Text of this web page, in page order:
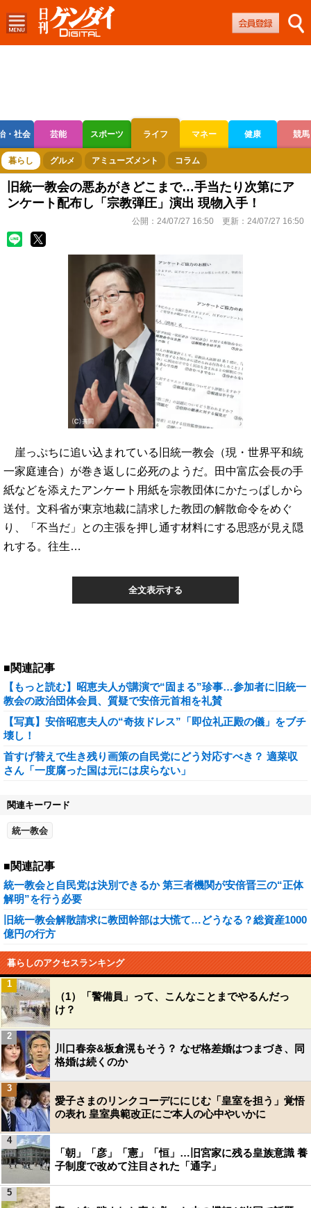
・社会 芸能 スポーツ ライフ マネー 健康 競馬
ボートレース 競輪 オートレース
暮らし グルメ アミューズメント コラム
旧統一教会の悪あがきどこまで…手当たり次第にア
ンケート配布し「宗教弾圧」演出 現物入手！
公開： 24/07/27 16:50 更新： 24/07/27 16:50
崖っぷちに追い込まれている旧統一教会（現・世界平和統
一家庭連合）が巻き返しに必死のようだ。田中富広会長の手
紙などを添えたアンケート用紙を宗教団体にかたっぱしから
送付。文科省が東京地裁に請求した教団の解散命令をめぐ
り、「不当だ」との主張を押し通す材料にする思惑が見え隠
れする。往生…
全文表示する
■関連記事
【もっと読む】昭恵夫人が講演で“固まる”珍事…参加者に旧統一
教会の政治団体会員、質疑で安倍元首相を礼賛
【写真】安倍昭恵夫人の“奇抜ドレス”「即位礼正殿の儀」をブチ
壊し！
首すげ替えで生き残り画策の自民党にどう対応すべき？ 適菜収
さん「一度腐った国は元には戻らない」
関連キーワード
統一教会
■関連記事
統一教会と自民党は決別できるか 第三者機関が安倍晋三の“正体
解明”を行う必要
旧統一教会解散請求に教団幹部は大慌て…どうなる？総資産1000
億円の行方
暮らしのアクセスランキング
（1）「警備員」って、こんなことまでやるんだっ
け？
1
川口春奈&板倉滉もそう？ なぜ格差婚はつまづき、同
格婚は続くのか
2
愛子さまのリンクコーデににじむ「皇室を担う」覚悟
の表れ 皇室典範改正にご本人の心中やいかに
3
「朝」「彦」「憲」「恒」…旧宮家に残る皇族意識 養
子制度で改めて注目された「通字」
4
5